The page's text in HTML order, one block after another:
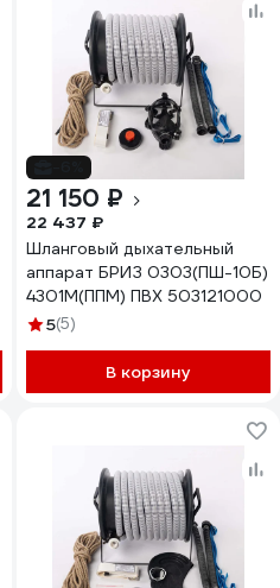
21 150 ₽
22 437 ₽
Шланговый дыхательный
аппарат БРИЗ 0303(ПШ-10Б)
4301М(ППМ) ПВХ 503121000
5(5)
В корзину